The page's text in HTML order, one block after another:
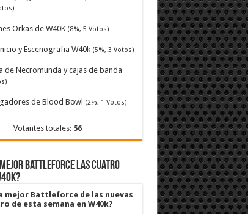
Orkas de W40K (8%, 5 Votos)
y Escenografia W40k (5%, 3 Votos)
de Necromunda y cajas de banda
de Blood Bowl (2%, 1 Votos)
Votantes totales: 56
mejor Battleforce las cuatro
mejor Battleforce de las nuevas
de esta semana en W40k?